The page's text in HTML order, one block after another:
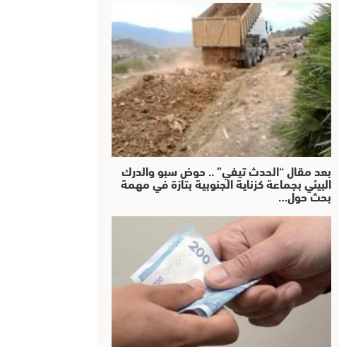
بعد مقال “الحدث تيفي” .. حوض سبو والدرك
البيئي بجماعة كزناية الجنوبية بتازة في مهمة
بحث حول…